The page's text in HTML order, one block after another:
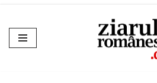
Sari
la